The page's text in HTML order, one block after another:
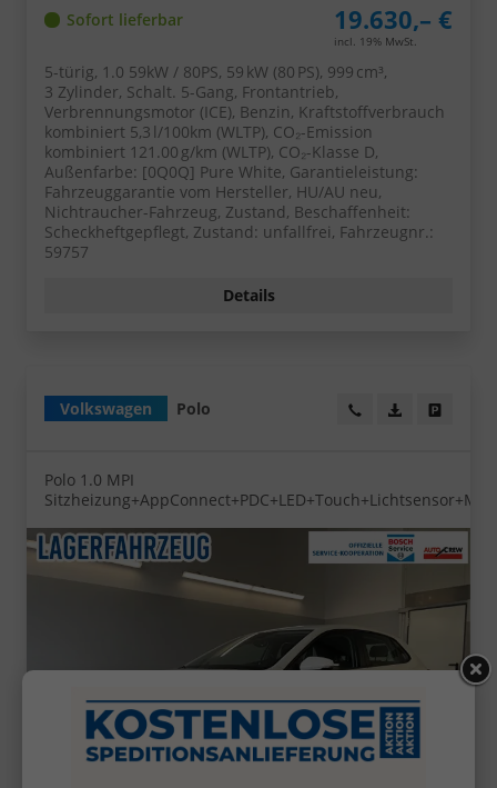
Sofort lieferbar 19.630,– €
incl. 19% MwSt.
5-türig, 1.0 59kW / 80PS, 59 kW (80 PS), 999 cm³,
3 Zylinder, Schalt. 5-Gang, Frontantrieb,
Verbrennungsmotor (ICE), Benzin, Kraftstoffverbrauch
kombiniert 5,3 l/100km (WLTP), CO₂-Emission
kombiniert 121.00 g/km (WLTP), CO₂-Klasse D,
Außenfarbe: [0Q0Q] Pure White, Garantieleistung:
Fahrzeuggarantie vom Hersteller, HU/AU neu,
Nichtraucher-Fahrzeug, Zustand, Beschaffenheit:
Scheckheftgepflegt, Zustand: unfallfrei, Fahrzeugnr.:
59757
Details
Volkswagen Polo Wir rufen Sie an!
PDF-Datei,
Polo 1.0 MPI